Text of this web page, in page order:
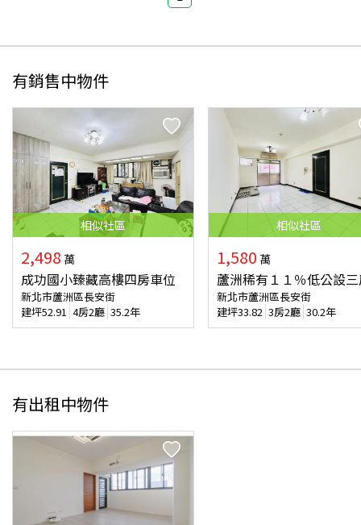
有銷售中物件
相似社區
2,498 萬
成功國小臻藏高樓四房車位
新北市蘆洲區長安街
建坪52.91 4房2廳 35.2年
相似社區
1,580 萬
蘆洲稀有１１％低公設
新北市蘆洲區長安街
建坪33.82 3房2廳 30.2年
有出租中物件